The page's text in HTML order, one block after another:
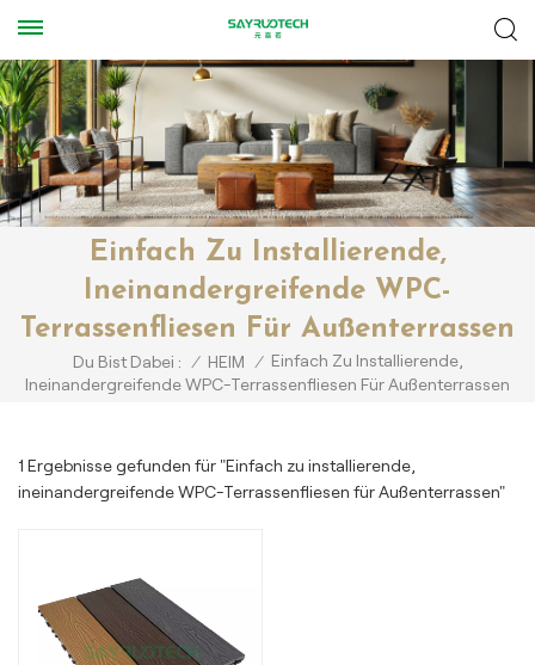
Einfach Zu Installierende,
Ineinandergreifende WPC-
Terrassenfliesen Für Außenterrassen
Du Bist Dabei : / HEIM / Einfach Zu Installierende,
Ineinandergreifende WPC-Terrassenfliesen Für Außenterrassen
1 Ergebnisse gefunden für "Einfach zu installierende,
ineinandergreifende WPC-Terrassenfliesen für Außenterrassen"